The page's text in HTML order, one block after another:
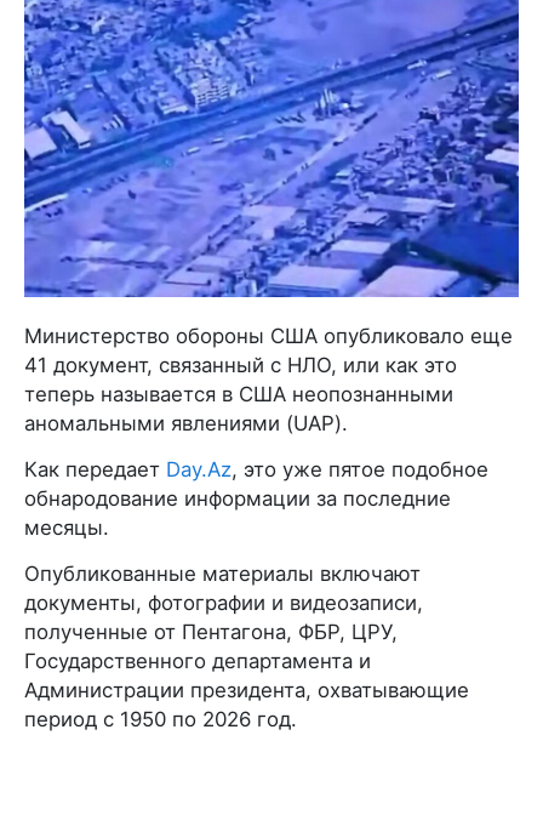
Министерство обороны США опубликовало еще
41 документ, связанный с НЛО, или как это
теперь называется в США неопознанными
аномальными явлениями (UAP).
Как передает Day.Az, это уже пятое подобное
обнародование информации за последние
месяцы.
Опубликованные материалы включают
документы, фотографии и видеозаписи,
полученные от Пентагона, ФБР, ЦРУ,
Государственного департамента и
Администрации президента, охватывающие
период с 1950 по 2026 год.